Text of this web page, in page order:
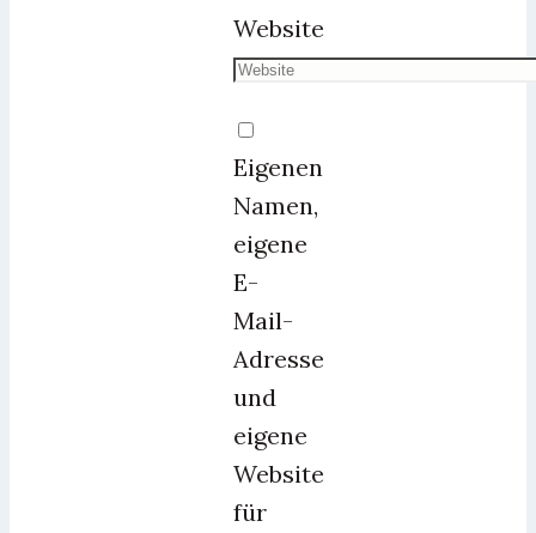
Website
Eigenen
Namen,
eigene
E-
Mail-
Adresse
und
eigene
Website
für